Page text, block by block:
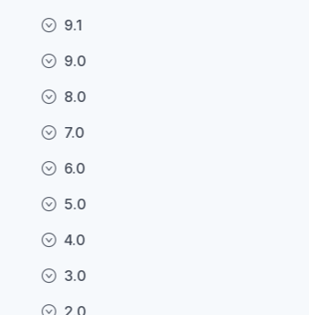
9.1
9.0
8.0
7.0
6.0
5.0
4.0
3.0
2.0